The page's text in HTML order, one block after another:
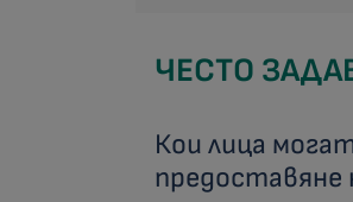
ЧЕСТО
Кои лица
предоставяне